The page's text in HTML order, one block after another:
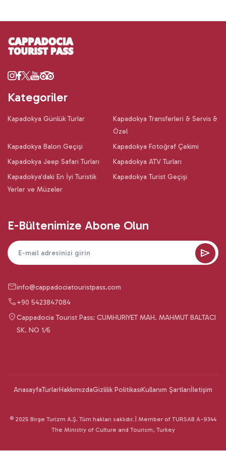
Kategoriler
Kapadokya Günlük Turlar
Kapadokya Transferleri & Servis &
Özel
Kapadokya Balon Geçişi
Kapadokya Fotoğraf Çekimi
Kapadokya Jeep Safari Turları
Kapadokya ATV Turları
Kapadokya'daki En İyi Turistik
Yerler ve Müzeler
Kapadokya Turist Geçişi
E-Bültenimize Abone Olun
info@cappadociatouristpass.com
+90 5423847084
Cappadocia Tourist Pass: CUMHURIYET MAH. MAHMUT BALTACI
SK. NO 1/6
AnasayfaTurlarHakkımızdaGizlilik PolitikasıKullanım Şartlarıİletişim
© 2025 Birge Turizm A.Ş. Tüm hakları saklıdır. | Member of TURSAB A-9344
The Ministry of Culture and Tourism, Turkey